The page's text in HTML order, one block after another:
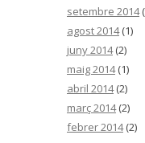
setembre 2014
agost 2014(1)
juny 2014(2)
maig 2014(1)
abril 2014(2)
març 2014(2)
febrer 2014(2)